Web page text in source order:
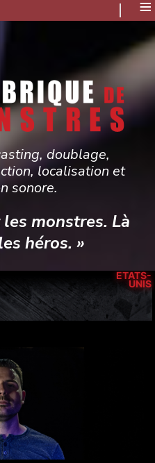
≡
doublage,
localisation et
sonore.
monstres. Là
héros. »
ÉTATS-
UNIS